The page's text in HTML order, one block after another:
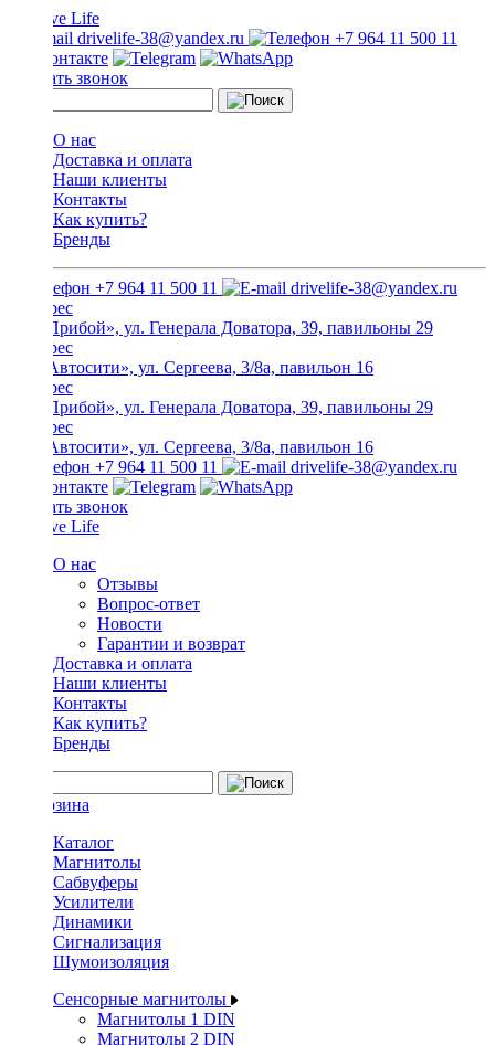
drivelife-38@yandex.ru +7 964 11 500 11
Заказать звонок
О нас
Доставка и оплата
Наши клиенты
Контакты
Как купить?
Бренды
+7 964 11 500 11 drivelife-38@yandex.ru
ТЦ «Прибой», ул. Генерала Доватора, 39, павильоны 29
ТЦ «Автосити», ул. Сергеева, 3/8а, павильон 16
ТЦ «Прибой», ул. Генерала Доватора, 39, павильоны 29
ТЦ «Автосити», ул. Сергеева, 3/8а, павильон 16
+7 964 11 500 11
drivelife-38@yandex.ru
Заказать звонок
О нас
Отзывы
Вопрос-ответ
Новости
Гарантии и возврат
Доставка и оплата
Наши клиенты
Контакты
Как купить?
Бренды
Каталог
Магнитолы
Сабвуферы
Усилители
Динамики
Сигнализация
Шумоизоляция
Сенсорные магнитолы
Магнитолы 1 DIN
Магнитолы 2 DIN